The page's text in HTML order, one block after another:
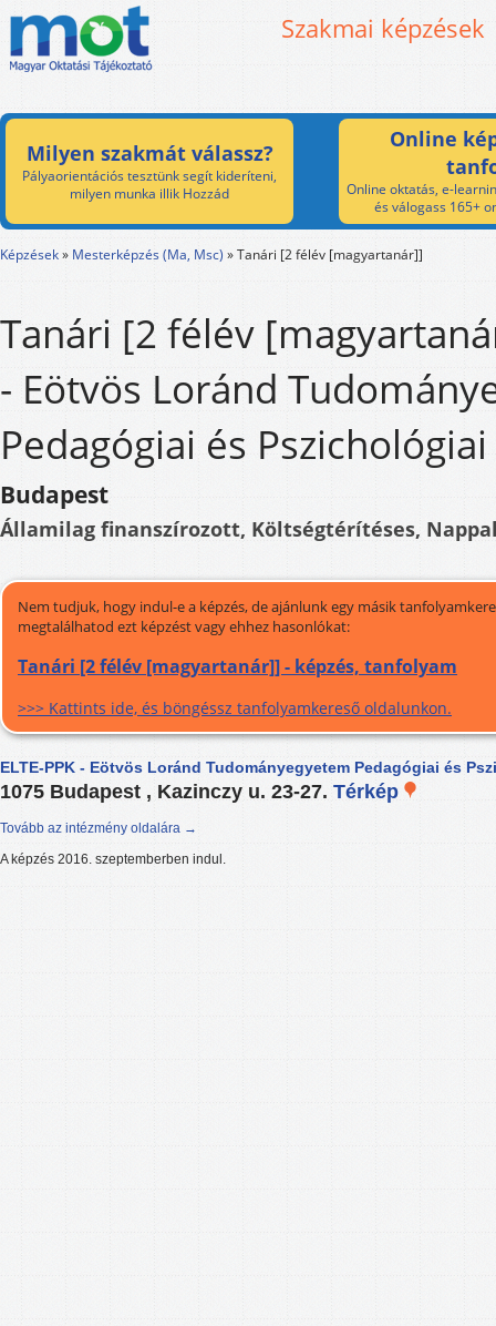
Szakmai képzések
Milyen szakmát válassz?
Pályaorientációs tesztünk segít kideríteni,
milyen munka illik Hozzád
Online
Online oktatás, e-
és válogass 165+
Képzések» Mesterképzés (Ma, Msc) »Tanári [2 félév [magyartanár]]
Tanári [2 félév
- Eötvös Loránd
Pedagógiai és
Budapest
Államilag finanszírozott, Költségtérítéses,
Nem tudjuk, hogy indul-e a képzés, de ajánlunk egy másik
megtalálhatod ezt képzést vagy ehhez hasonlókat:
Tanári [2 félév [magyartanár]] - képzés, tanfolyam
>>> Kattints ide, és böngéssz tanfolyamkereső oldalunkon.
ELTE-PPK - Eötvös Loránd Tudományegyetem Pedagógiai és
1075 Budapest , Kazinczy u. 23-27. Térkép
Tovább az intézmény oldalára →
A képzés 2016. szeptemberben indul.